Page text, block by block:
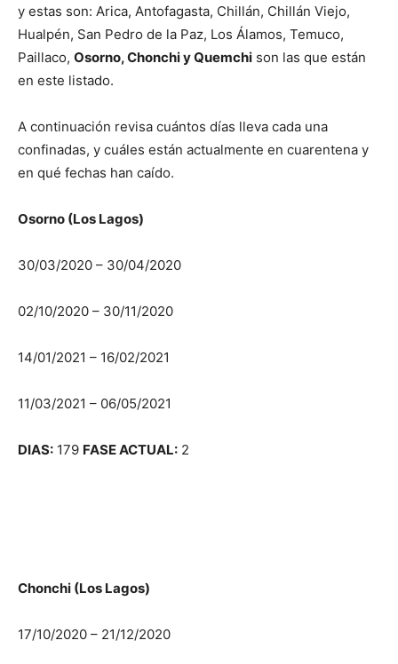
y estas son: Arica, Antofagasta, Chillán, Chillán Viejo,
Hualpén, San Pedro de la Paz, Los Álamos, Temuco,
Paillaco, Osorno, Chonchi y Quemchi son las que están
en este listado.
A continuación revisa cuántos días lleva cada una
confinadas, y cuáles están actualmente en cuarentena y
en qué fechas han caído.
Osorno (Los Lagos)
30/03/2020 – 30/04/2020
02/10/2020 – 30/11/2020
14/01/2021 – 16/02/2021
11/03/2021 – 06/05/2021
DIAS: 179 FASE ACTUAL: 2
Chonchi (Los Lagos)
17/10/2020 – 21/12/2020